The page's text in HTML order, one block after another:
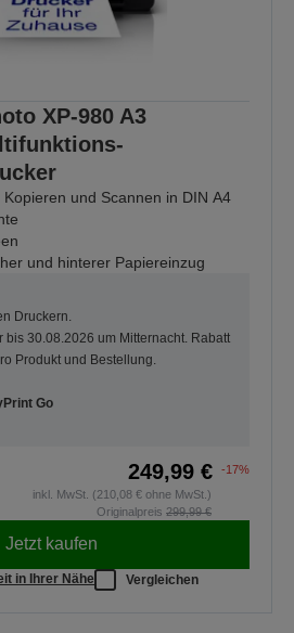
XP-980 A3
und Scannen in DIN A4
und hinterer Papiereinzug
Druckern.
bis 30.08.2026 um Mitternacht. Rabatt
Produkt und Bestellung.
Go
249,99 €
-17%
inkl. MwSt. (210,08 € ohne MwSt.)
Originalpreis 299,99 €
Jetzt kaufen
in Ihrer Nähe Vergleichen